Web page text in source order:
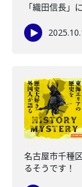
「織田信長」
名古屋市千種
るそうです！